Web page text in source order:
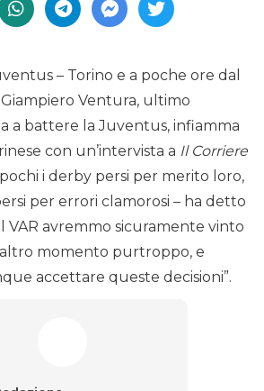
– Torino e a poche ore dal
Ventura, ultimo
a battere la Juventus, infiamma
con un’intervista a Il Corriere
i derby persi per merito loro,
per errori clamorosi – ha detto
VAR avremmo sicuramente vinto
momento purtroppo, e
accettare queste decisioni”.